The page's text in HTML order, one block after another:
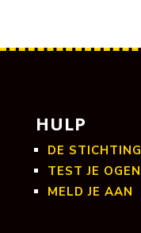
HULP
DE STICHTING
TEST JE OGEN
MELD JE AAN